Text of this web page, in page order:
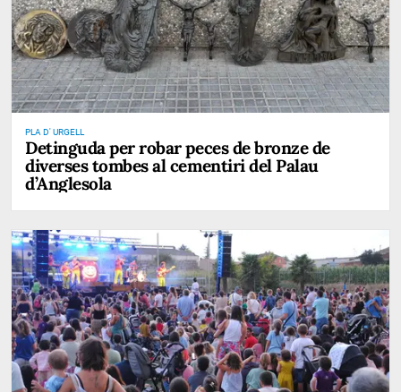
PLA D' URGELL
Detinguda per robar peces de bronze de
diverses tombes al cementiri del Palau
d’Anglesola